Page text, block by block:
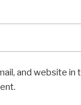
and website in